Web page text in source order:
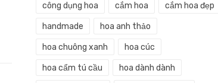
công dụng hoa cắm hoa cắm hoa đẹp
handmade hoa anh thảo
hoa chuông xanh hoa cúc
hoa cẩm tú cầu hoa dành dành